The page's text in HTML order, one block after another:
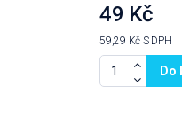
49 Kč
59,29 Kč S DPH
Do